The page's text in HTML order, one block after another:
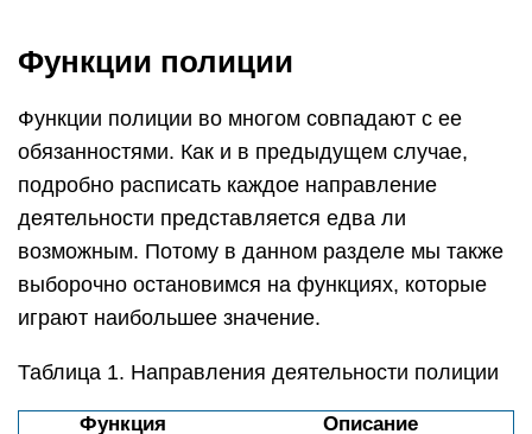
Функции полиции
Функции полиции во многом совпадают с ее
обязанностями. Как и в предыдущем случае,
подробно расписать каждое направление
деятельности представляется едва ли
возможным. Потому в данном разделе мы также
выборочно остановимся на функциях, которые
играют наибольшее значение.
Таблица 1. Направления деятельности полиции
Функция Описание